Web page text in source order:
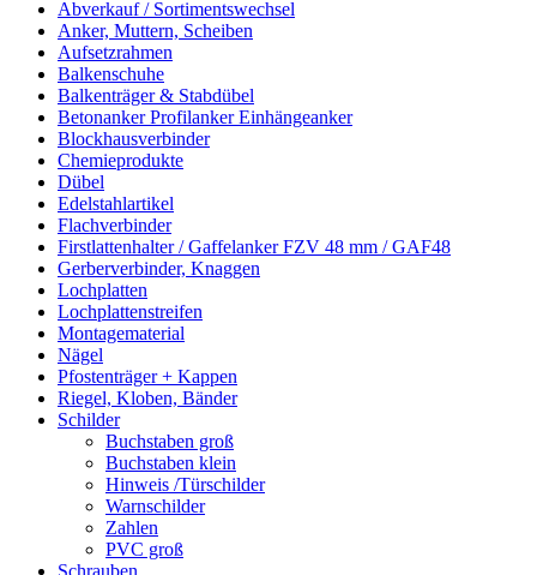
Abverkauf / Sortimentswechsel
Anker, Muttern, Scheiben
Aufsetzrahmen
Balkenschuhe
Balkenträger & Stabdübel
Betonanker Profilanker Einhängeanker
Blockhausverbinder
Chemieprodukte
Dübel
Edelstahlartikel
Flachverbinder
Firstlattenhalter / Gaffelanker FZV 48 mm / GAF48
Gerberverbinder, Knaggen
Lochplatten
Lochplattenstreifen
Montagematerial
Nägel
Pfostenträger + Kappen
Riegel, Kloben, Bänder
Schilder
Buchstaben groß
Buchstaben klein
Hinweis /Türschilder
Warnschilder
Zahlen
PVC groß
Schrauben